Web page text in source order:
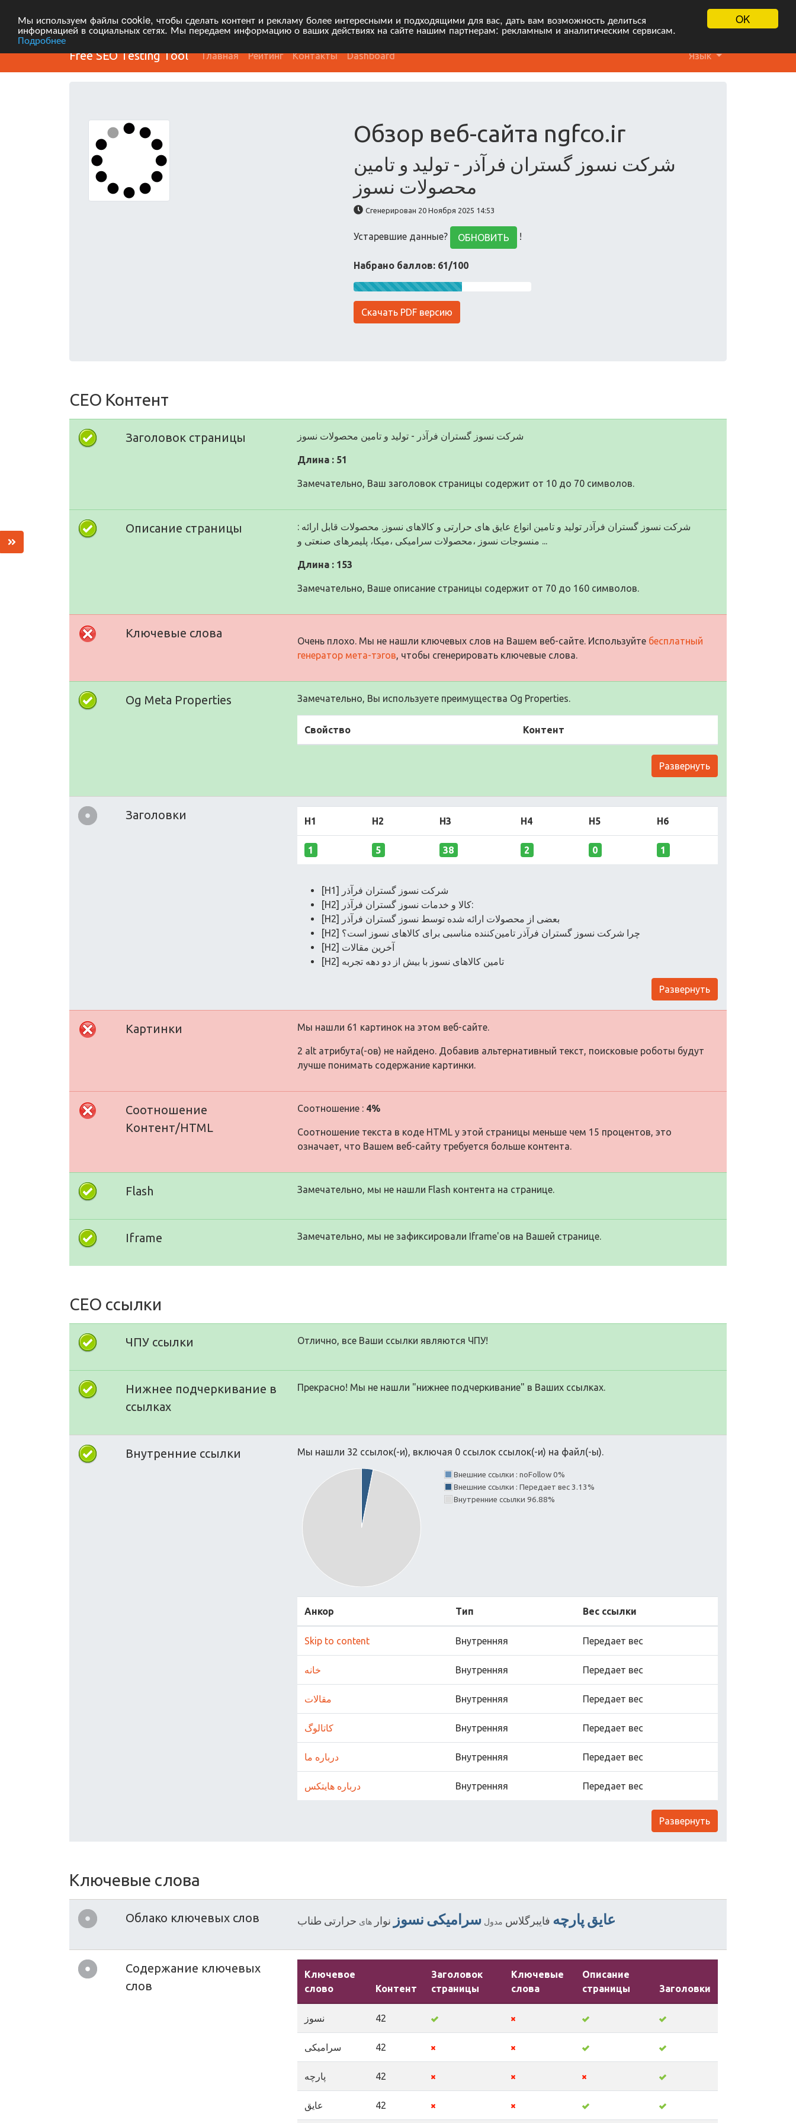
OK
Мы используем файлы cookie, чтобы сделать контент и рекламу более интересными и подходящими для вас, дать вам возможность делиться
информацией в социальных сетях. Мы передаем информацию о ваших действиях на сайте нашим партнерам: рекламным и аналитическим сервисам.
Подробнее
Free SEO Testing Tool Главная Рейтинг Контакты Dashboard Язык
Обзор веб-сайта ngfco.ir
شرکت نسوز گستران فرآذر - تولید و تامین
محصولات نسوز
Сгенерирован 20 Ноября 2025 14:53
Устаревшие данные? ОБНОВИТЬ !
Набрано баллов: 61/100
Скачать PDF версию
СЕО Контент
Заголовок страницы شرکت نسوز گستران فرآذر - تولید و تامین محصولات نسوز
Длина : 51
Замечательно, Ваш заголовок страницы содержит от 10 до 70 символов.
Описание страницы
شرکت نسوز گستران فرآذر تولید و تامین انواع عایق های حرارتی و کالاهای نسوز. محصولات قابل ارائه :
منسوجات نسوز ،محصولات سرامیکی ،میکا، پلیمرهای صنعتی و ...
Длина : 153
Замечательно, Ваше описание страницы содержит от 70 до 160 символов.
Ключевые слова
Очень плохо. Мы не нашли ключевых слов на Вашем веб-сайте. Используйте бесплатный
генератор мета-тэгов, чтобы сгенерировать ключевые слова.
Og Meta Properties Замечательно, Вы используете преимущества Og Properties.
Свойство Контент
Развернуть
Заголовки H1 H2 H3 H4 H5 H6
1 5 38 2 0 1
[H1] شرکت نسوز گستران فرآذر
[H2] کالا و خدمات نسوز گستران فرآذر:
[H2] بعضی از محصولات ارائه شده توسط نسوز گستران فرآذر
[H2] چرا شرکت نسوز گستران فرآذر تامین‌کننده مناسبی برای کالاهای نسوز است؟
[H2] آخرین مقالات
[H2] تامین کالاهای نسوز با بیش از دو دهه تجربه
Развернуть
Картинки Мы нашли 61 картинок на этом веб-сайте.
2 alt атрибута(-ов) не найдено. Добавив альтернативный текст, поисковые роботы будут
лучше понимать содержание картинки.
Соотношение
Контент/HTML
Соотношение : 4%
Соотношение текста в коде HTML у этой страницы меньше чем 15 процентов, это
означает, что Вашем веб-сайту требуется больше контента.
Flash Замечательно, мы не нашли Flash контента на странице.
Iframe Замечательно, мы не зафиксировали Iframe'ов на Вашей странице.
СЕО ссылки
ЧПУ ссылки Отлично, все Ваши ссылки являются ЧПУ!
Нижнее подчеркивание в
ссылках
Прекрасно! Мы не нашли "нижнее подчеркивание" в Ваших ссылках.
Внутренние ссылки Мы нашли 32 ссылок(-и), включая 0 ссылок ссылок(-и) на файл(-ы).
Внешние ссылки : noFollow 0%
Внешние ссылки : Передает вес 3.13%
Внутренние ссылки 96.88%
Анкор Тип Вес ссылки
Skip to content Внутренняя Передает вес
خانه Внутренняя Передает вес
مقالات Внутренняя Передает вес
کاتالوگ Внутренняя Передает вес
درباره ما Внутренняя Передает вес
درباره هایتکس Внутренняя Передает вес
Развернуть
Ключевые слова
Облако ключевых слов عایق پارچه فایبرگلاس مدول سرامیکی نسوز نوار های حرارتی طناب
Содержание ключевых
слов
Ключевое
слово
Контент
Заголовок
страницы
Ключевые
слова
Описание
страницы
Заголовки
نسوز 42
سرامیکی 42
پارچه 42
عایق 42